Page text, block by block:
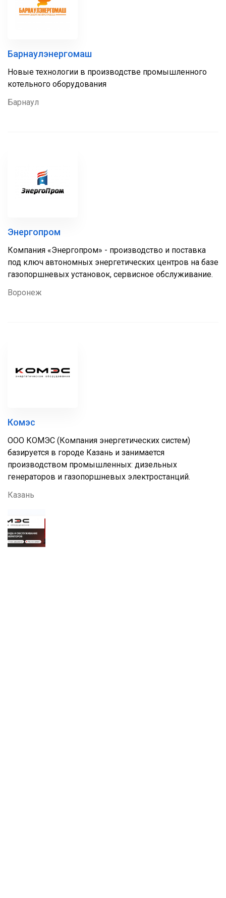
Барнаулэнергомаш
Новые технологии в производстве промышленного
котельного оборудования
Барнаул
Энергопром
Компания «Энергопром» - производство и поставка
под ключ автономных энергетических центров на базе
газопоршневых установок, сервисное обслуживание.
Воронеж
Комэс
ООО КОМЭС (Компания энергетических систем)
базируется в городе Казань и занимается
производством промышленных: дизельных
генераторов и газопоршневых электростанций.
Казань